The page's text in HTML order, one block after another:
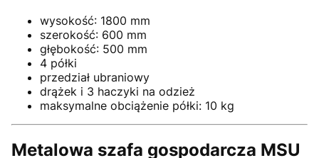
wysokość: 1800 mm
szerokość: 600 mm
głębokość: 500 mm
4 półki
przedział ubraniowy
drążek i 3 haczyki na odzież
maksymalne obciążenie półki: 10 kg
Metalowa szafa gospodarcza MSU